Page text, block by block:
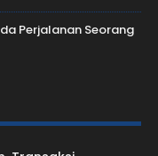
Perjalanan Seorang